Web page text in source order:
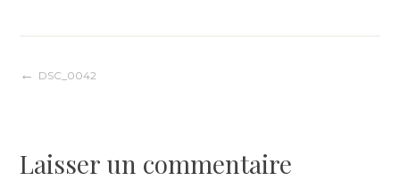
Navigation
DSC_0042
Laisser un commentaire